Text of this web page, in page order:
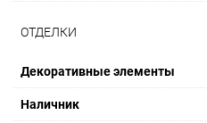
ОТДЕЛКИ
Декоративные элементы
Наличник